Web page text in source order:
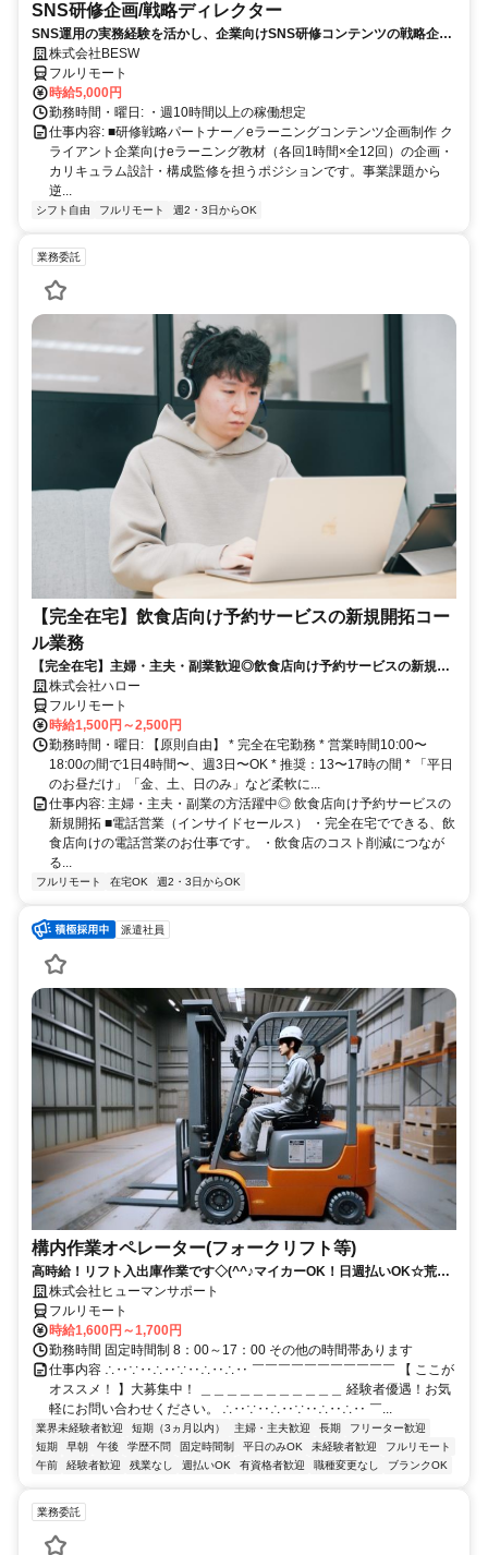
SNS研修企画/戦略ディレクター
SNS運用の実務経験を活かし、企業向けSNS研修コンテンツの戦略企
画・カリキュラム設計・監修を担う上流ポジションです。
株式会社BESW
フルリモート
時給5,000円
勤務時間・曜日: ・週10時間以上の稼働想定
仕事内容: ■研修戦略パートナー／eラーニングコンテンツ企画制作 ク
ライアント企業向けeラーニング教材（各回1時間×全12回）の企画・
カリキュラム設計・構成監修を担うポジションです。事業課題から
逆...
シフト自由 フルリモート 週2・3日からOK
業務委託
【完全在宅】飲食店向け予約サービスの新規開拓コー
ル業務
【完全在宅】主婦・主夫・副業歓迎◎飲食店向け予約サービスの新規開
拓 株式会社ハロー
フルリモート
時給1,500円～2,500円
勤務時間・曜日: 【原則自由】 * 完全在宅勤務 * 営業時間10:00〜
18:00の間で1日4時間〜、週3日〜OK * 推奨：13〜17時の間 * 「平日
のお昼だけ」「金、土、日のみ」など柔軟に...
仕事内容: 主婦・主夫・副業の方活躍中◎ 飲食店向け予約サービスの
新規開拓 ■電話営業（インサイドセールス） ・完全在宅でできる、飲
食店向けの電話営業のお仕事です。 ・飲食店のコスト削減につなが
る...
フルリモート 在宅OK 週2・3日からOK
派遣社員
構内作業オペレーター(フォークリフト等)
高時給！リフト入出庫作業です◇(^^♪マイカーOK！日週払いOK☆荒本
駅★【シゴト№0619】
株式会社ヒューマンサポート
フルリモート
時給1,600円～1,700円
勤務時間 固定時間制 8：00～17：00 その他の時間帯あります
仕事内容 ∴‥∵‥∴‥∵‥∴‥∴‥ ￣￣￣￣￣￣￣￣￣￣￣ 【 ここが
オススメ！ 】大募集中！ ＿＿＿＿＿＿＿＿＿＿＿ 経験者優遇！お気
軽にお問い合わせください。 ∴‥∵‥∴‥∵‥∴‥∴‥ ￣...
業界未経験者歓迎 短期（3ヵ月以内） 主婦・主夫歓迎 長期
フリーター歓迎
短期
早朝 午後 学歴不問 固定時間制 平日のみOK 未経験者歓迎
フルリモート
午前
経験者歓迎 残業なし 週払いOK 有資格者歓迎 職種変更なし ブランクOK
業務委託